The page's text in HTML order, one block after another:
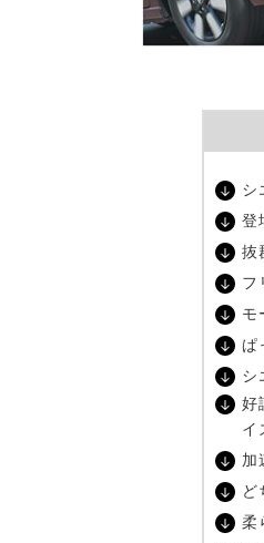
シ
登
抜
フ
モ
ぱ
シ
好
イ
加
ど
柔